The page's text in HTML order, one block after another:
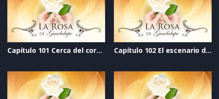
Capítulo 101 Cerca del corazón Capítulo 102 El escenario de la vida